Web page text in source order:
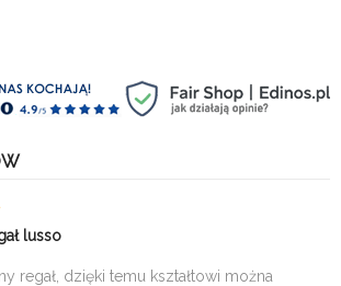
lusso
regał, dzięki temu kształtowi można